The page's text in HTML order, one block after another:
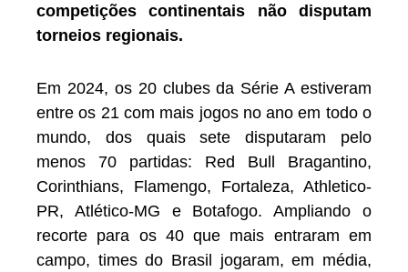
competições continentais não disputam
torneios regionais.
Em 2024, os 20 clubes da Série A estiveram
entre os 21 com mais jogos no ano em todo o
mundo, dos quais sete disputaram pelo
menos 70 partidas: Red Bull Bragantino,
Corinthians, Flamengo, Fortaleza, Athletico-
PR, Atlético-MG e Botafogo. Ampliando o
recorte para os 40 que mais entraram em
campo, times do Brasil jogaram, em média,